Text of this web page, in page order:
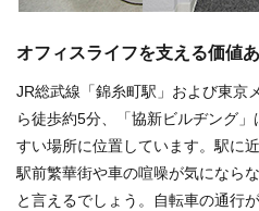
オフィスライフを支える価値
JR総武線「錦糸町駅」および東京
ら徒歩約5分、「協新ビルヂング
すい場所に位置しています。駅に
駅前繁華街や車の喧噪が気になら
と言えるでしょう。自転車の通行